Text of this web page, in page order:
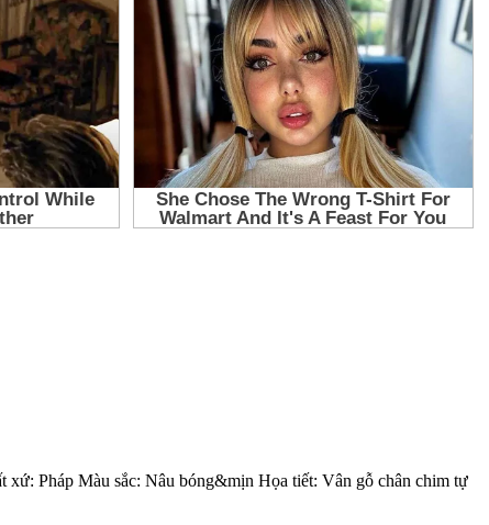
Pháp Màu sắc: Nâu bóng&mịn Họa tiết: Vân gỗ chân chim tự